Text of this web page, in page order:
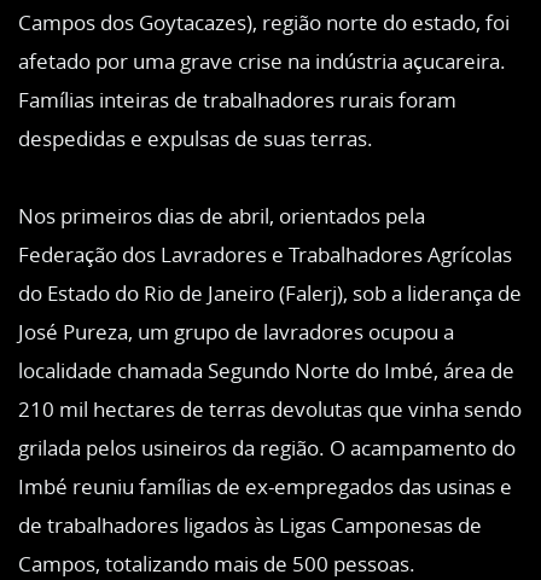
Campos dos Goytacazes), região norte do estado, foi
afetado por uma grave crise na indústria açucareira.
Famílias inteiras de trabalhadores rurais foram
despedidas e expulsas de suas terras.
Nos primeiros dias de abril, orientados pela
Federação dos Lavradores e Trabalhadores Agrícolas
do Estado do Rio de Janeiro (Falerj), sob a liderança de
José Pureza, um grupo de lavradores ocupou a
localidade chamada Segundo Norte do Imbé, área de
210 mil hectares de terras devolutas que vinha sendo
grilada pelos usineiros da região. O acampamento do
Imbé reuniu famílias de ex-empregados das usinas e
de trabalhadores ligados às Ligas Camponesas de
Campos, totalizando mais de 500 pessoas.